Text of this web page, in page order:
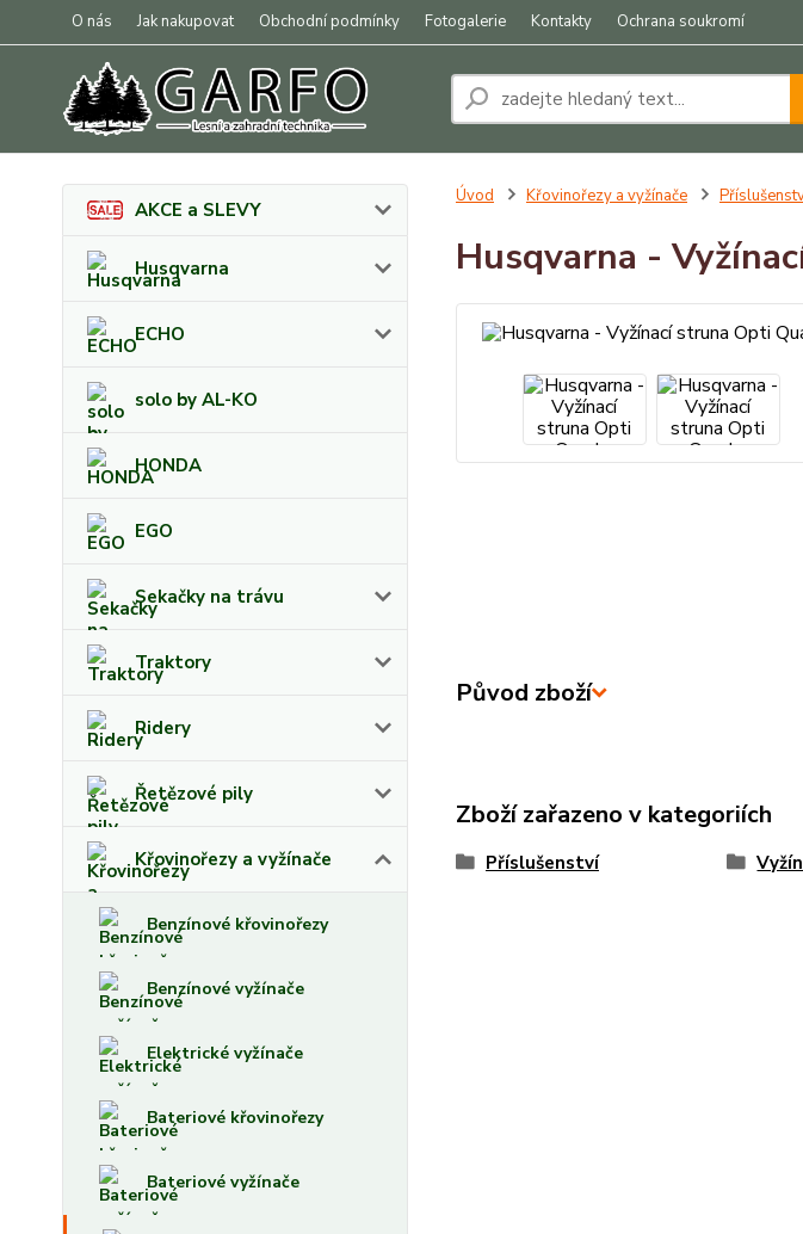
O nás Jak nakupovat Obchodní podmínky Fotogalerie Kontakty Ochrana soukromí
AKCE a SLEVY
Husqvarna
ECHO
solo by AL-KO
HONDA
EGO
Sekačky na trávu
Traktory
Ridery
Řetězové pily
Křovinořezy a vyžínače
Benzínové křovinořezy
Benzínové vyžínače
Elektrické vyžínače
Bateriové křovinořezy
Bateriové vyžínače
Úvod Křovinořezy a vyžínače
Husqvarna -
Původ zboží
Zboží zařazeno v kategoriích
Příslušenství